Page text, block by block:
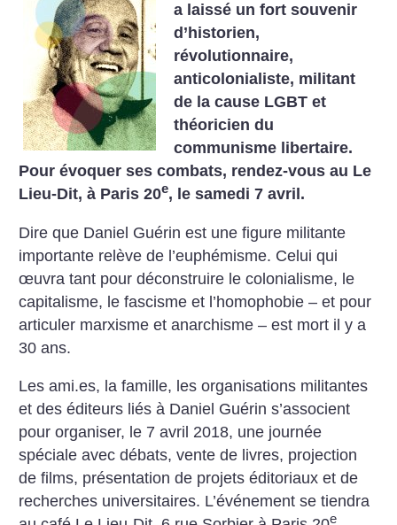
a laissé un fort souvenir
d’historien,
révolutionnaire,
anticolonialiste, militant
de la cause LGBT et
théoricien du
communisme libertaire.
Pour évoquer ses combats, rendez-vous au Le
Lieu-Dit, à Paris 20e, le samedi 7 avril.
Dire que Daniel Guérin est une figure militante
importante relève de l’euphémisme. Celui qui
œuvra tant pour déconstruire le colonialisme, le
capitalisme, le fascisme et l’homophobie – et pour
articuler marxisme et anarchisme – est mort il y a
30 ans.
Les ami.es, la famille, les organisations militantes
et des éditeurs liés à Daniel Guérin s’associent
pour organiser, le 7 avril 2018, une journée
spéciale avec débats, vente de livres, projection
de films, présentation de projets éditoriaux et de
recherches universitaires. L’événement se tiendra
e